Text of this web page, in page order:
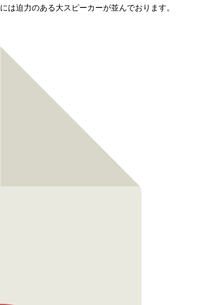
迫力のある大スピーカーが並んでおります。